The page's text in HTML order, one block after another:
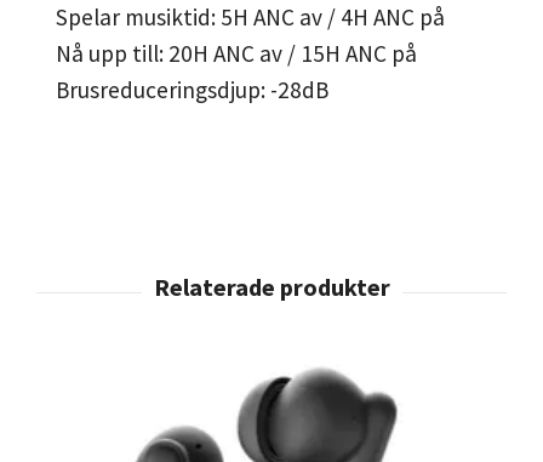
Spelar musiktid: 5H ANC av / 4H ANC på
Nå upp till: 20H ANC av / 15H ANC på
Brusreduceringsdjup: -28dB